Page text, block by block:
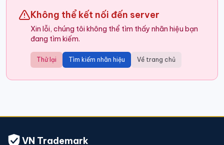
Không thể kết nối đến server
Xin lỗi, chúng tôi không thể tìm thấy nhãn hiệu bạn
đang tìm kiếm.
Thử lại Tìm kiếm nhãn hiệu Về trang chủ
VN Trademark